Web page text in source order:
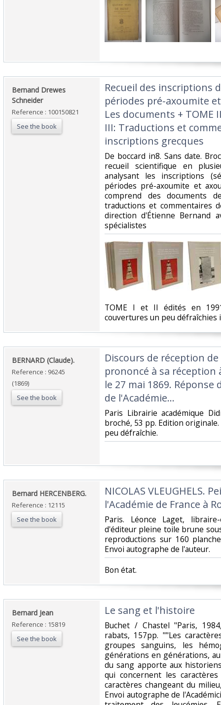
‎Bernand Drewes
Schneider‎
Reference : 100150821
See the book
‎Recueil des inscriptions
périodes pré-axoumite
Les documents + TOME
III: Traductions et
inscriptions grecques‎
‎De boccard in8. Sans date.
recueil scientifique en
analysant les inscriptions
périodes pré-axoumite et
comprend des documents
traductions et commentaires
direction d'Étienne Bernand
spécialistes‎
‎TOME I et II édités en
couvertures un peu
‎BERNARD (Claude).‎
Reference : 96245
(1869)
See the book
‎Discours de réception
prononcé à sa réception
le 27 mai 1869.
de l'Académie...‎
‎Paris Librairie académique
broché, 53 pp. Edition
peu défraîchie.‎
‎Bernard HERCENBERG.‎
Reference : 12115
See the book
‎NICOLAS VLEUGHELS.
l'Académie de France à
‎Paris. Léonce Laget,
d'éditeur pleine toile brune
reproductions sur 160
Envoi autographe de l'auteur.‎
‎Bon état.‎
‎Bernard Jean‎
Reference : 15819
See the book
‎Le sang et l'histoire‎
‎Buchet / Chastel "Paris,
rabats, 157pp. ""Les
groupes sanguins, les
générations en générations,
du sang apporte aux
qui concernent les
caractères changeant du
Envoi autographe de